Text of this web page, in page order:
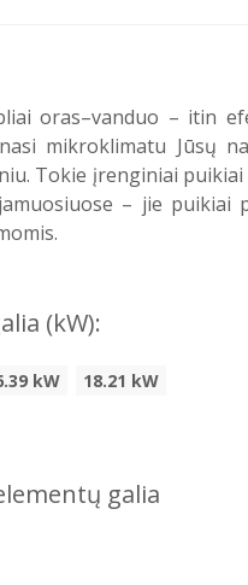
oras–vanduo – itin
mikroklimatu Jūsų
Tokie įrenginiai
– jie puikiai
(kW):
kW 18.21 kW
galia